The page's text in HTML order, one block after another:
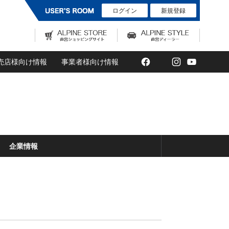
ログイン 新規登録
店様向け情報 事業者様向け情報 Facebook
TwitterInstagram
企業情報